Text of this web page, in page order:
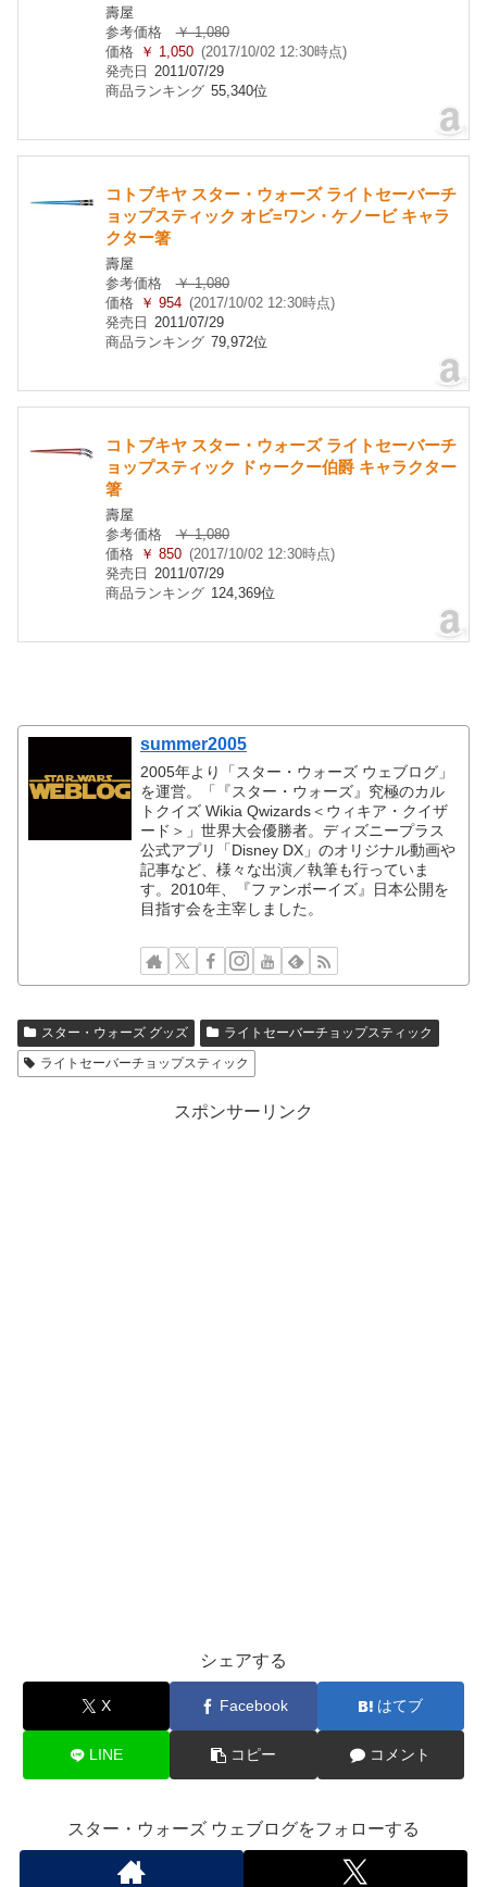
壽屋
参考価格
￥ 1,080
価格
￥ 1,050 (2017/10/02 12:30時点)
発売日
2011/07/29
商品ランキング 55,340位
コトブキヤ スター・ウォーズ ライトセーバーチ
ョップスティック オビ=ワン・ケノービ キャラ
クター箸
壽屋
参考価格
￥ 1,080
価格
￥ 954 (2017/10/02 12:30時点)
発売日
2011/07/29
商品ランキング 79,972位
コトブキヤ スター・ウォーズ ライトセーバーチ
ョップスティック ドゥークー伯爵 キャラクター
箸
壽屋
参考価格
￥ 1,080
価格
￥ 850 (2017/10/02 12:30時点)
発売日
2011/07/29
商品ランキング 124,369位
summer2005
2005年より「スター・ウォーズ ウェブログ」
を運営。「『スター・ウォーズ』究極のカル
トクイズ Wikia Qwizards＜ウィキア・クイザ
ード＞」世界大会優勝者。ディズニープラス
公式アプリ「Disney DX」のオリジナル動画や
記事など、様々な出演／執筆も行っていま
す。2010年、『ファンボーイズ』日本公開を
目指す会を主宰しました。
スター・ウォーズ グッズ
ライトセーバーチョップスティック
ライトセーバーチョップスティック
スポンサーリンク
シェアする
X Facebook はてブ
LINE コピー コメント
スター・ウォーズ ウェブログをフォローする